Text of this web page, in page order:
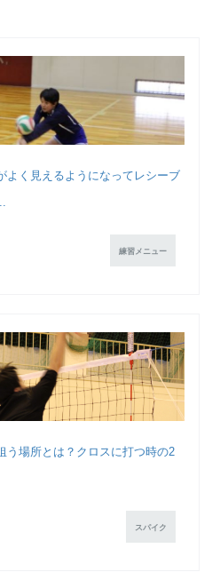
よく見えるようになってレシーブ
練習メニュー
う場所とは？クロスに打つ時の2
スパイク